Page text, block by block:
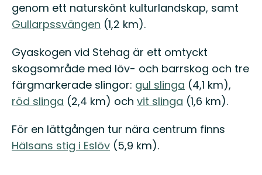
genom ett naturskönt kulturlandskap, samt
Gullarpssvängen (1,2 km).
Gyaskogen vid Stehag är ett omtyckt
skogsområde med löv- och barrskog och tre
färgmarkerade slingor: gul slinga (4,1 km),
röd slinga (2,4 km) och vit slinga (1,6 km).
För en lättgången tur nära centrum finns
Hälsans stig i Eslöv (5,9 km).